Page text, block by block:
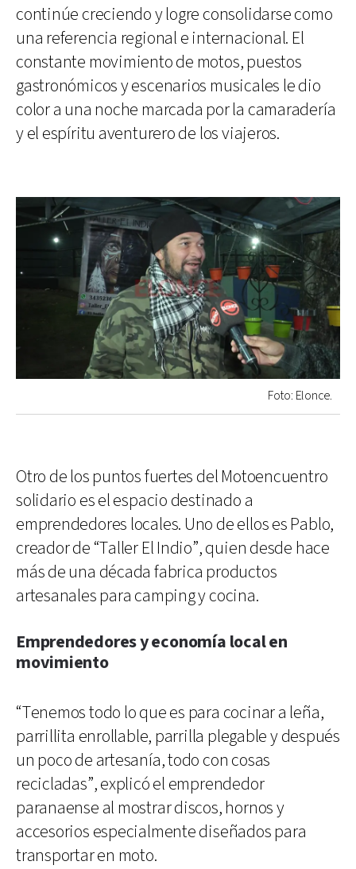
continúe creciendo y logre consolidarse como
una referencia regional e internacional. El
constante movimiento de motos, puestos
gastronómicos y escenarios musicales le dio
color a una noche marcada por la camaradería
y el espíritu aventurero de los viajeros.
Foto: Elonce.
Otro de los puntos fuertes del Motoencuentro
solidario es el espacio destinado a
emprendedores locales. Uno de ellos es Pablo,
creador de “Taller El Indio”, quien desde hace
más de una década fabrica productos
artesanales para camping y cocina.
Emprendedores y economía local en
movimiento
“Tenemos todo lo que es para cocinar a leña,
parrillita enrollable, parrilla plegable y después
un poco de artesanía, todo con cosas
recicladas”, explicó el emprendedor
paranaense al mostrar discos, hornos y
accesorios especialmente diseñados para
transportar en moto.